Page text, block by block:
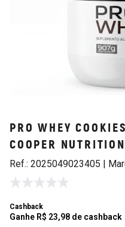
PRO WHEY
COOPER NUTRITION
Ref.: 2025049023405 |
Cashback
Ganhe R$ 23,98 de cashback